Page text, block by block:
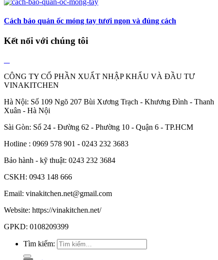
Cách bảo quản ốc móng tay tươi ngon và đúng cách
Kết nối với chúng tôi
CÔNG TY CỔ PHẦN XUẤT NHẬP KHẨU VÀ ĐẦU TƯ
VINAKITCHEN
Hà Nội: Số 109 Ngõ 207 Bùi Xương Trạch - Khương Đình - Thanh
Xuân - Hà Nội
Sài Gòn: Số 24 - Đường 62 - Phường 10 - Quận 6 - TP.HCM
Hotline : 0969 578 901 - 0243 232 3683
Bảo hành - kỹ thuật: 0243 232 3684
CSKH: 0943 148 666
Email: vinakitchen.net@gmail.com
Website: https://vinakitchen.net/
GPKD: 0108209399
Tìm kiếm: